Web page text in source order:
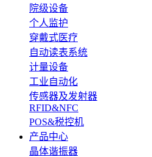
院级设备
个人监护
穿戴式医疗
自动读表系统
计量设备
工业自动化
传感器及发射器
RFID&NFC
POS&税控机
产品中心
晶体谐振器